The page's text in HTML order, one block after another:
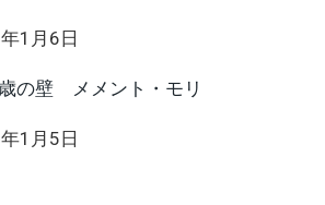
1月6日
の壁 メメント・モリ
1月5日